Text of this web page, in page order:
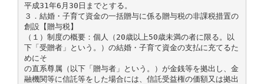
平成31年6月30日までとする。
３．結婚・子育て資金の一括贈与に係る贈与税の非課税措置の
創設【贈与税】
（１）制度の概要：個人（20歳以上50歳未満の者に限る。以
下「受贈者」という。）の結婚・子育て資金の支払に充てるた
めにそ
の直系尊属（以下「贈与者」という。）が金銭等を拠出し、金
融機関等に信託等をした場合には、信託受益権の価額又は拠出